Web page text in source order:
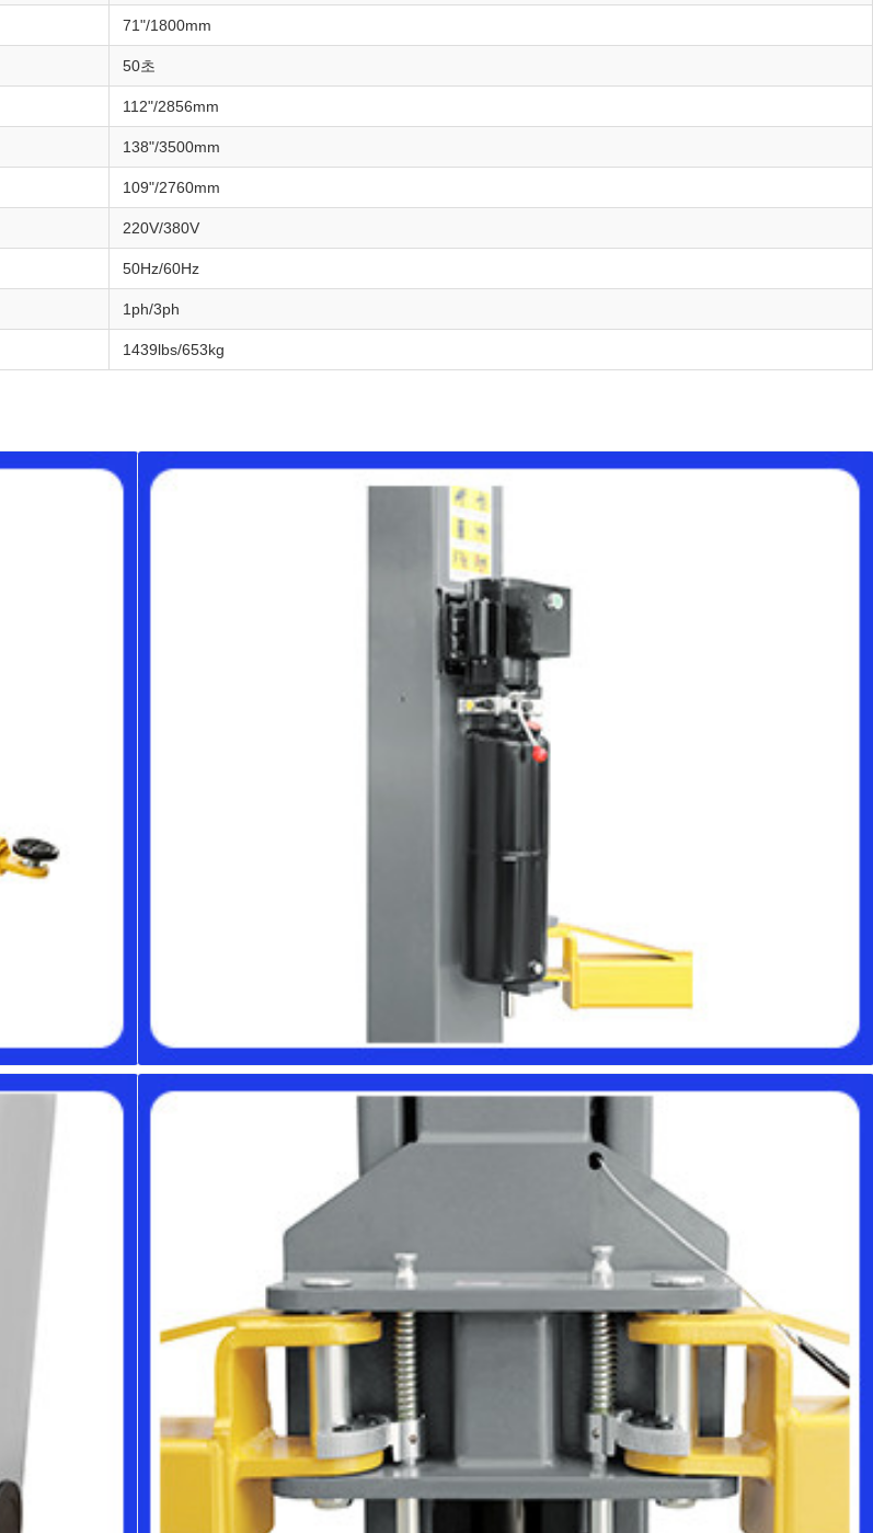
71"/1800mm
50초
112"/2856mm
138"/3500mm
109"/2760mm
220V/380V
50Hz/60Hz
1ph/3ph
1439lbs/653kg